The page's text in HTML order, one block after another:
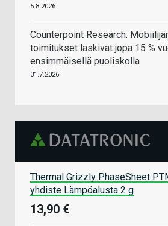
5.8.2026
Counterpoint Research:
toimitukset laskivat jopa 15 %
ensimmäisellä puoliskolla
31.7.2026
Thermal Grizzly PhaseSheet
yhdiste Lämpöalusta 2 g
13,90 €